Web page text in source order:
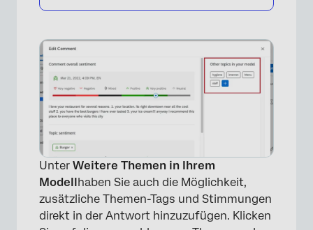
Unter Weitere Themen in Ihrem
Modellhaben Sie auch die Möglichkeit,
zusätzliche Themen-Tags und Stimmungen
direkt in der Antwort hinzuzufügen. Klicken